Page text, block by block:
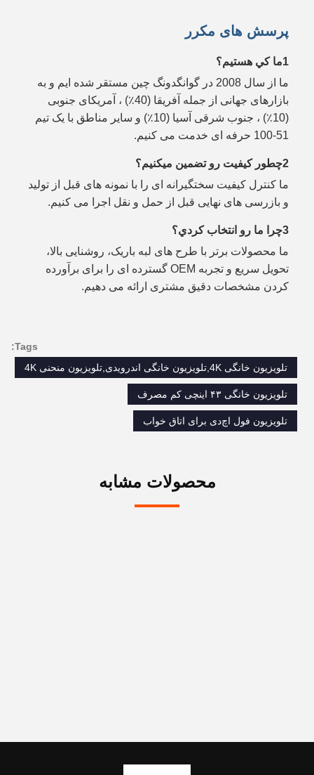
پرسش های مکرر
1ما کي هستيم؟
ما از سال 2008 در گوانگدونگ چین مستقر شده ایم و به
بازارهای جهانی از جمله آفریقا (40٪) ، آمریکای جنوبی
(10٪) ، جنوب شرقی آسیا (10٪) و سایر مناطق با یک تیم
51-100 حرفه ای خدمت می کنیم.
2چطور کیفیت رو تضمین میکنیم؟
ما کنترل کیفیت سختگیرانه ای را با نمونه های قبل از تولید
و بازرسی های نهایی قبل از حمل و نقل اجرا می کنیم.
3چرا ما رو انتخاب کردي؟
ما محصولات برتر با طرح های لبه باریک، روشنایی بالا،
تحویل سریع و تجربه OEM گسترده ای را برای برآورده
کردن مشخصات دقیق مشتری ارائه می دهیم.
Tags:
تلویزیون خانگی 4K,تلویزیون خانگی اندرویدی,تلویزیون منحنی 4K
تلویزیون خانگی ۴۳ اینچی کم مصرف
تلویزیون فول اچ‌دی برای اتاق خواب
محصولات مشابه